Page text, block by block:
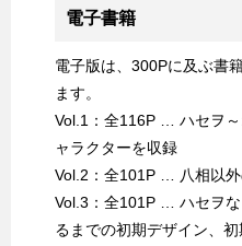
電子書籍
電子版は、300Pに及ぶ書
ます。
Vol.1：全116P … ハセヲ
ャラクターを収録
Vol.2：全101P … 八相以
Vol.3：全101P … ハセヲ
るまでの初期デザイン、